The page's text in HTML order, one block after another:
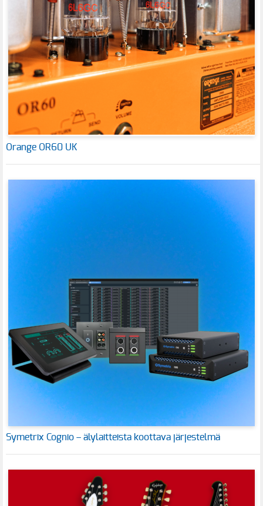
Orange OR60 UK
Symetrix Cognio – älylaitteista koottava järjestelmä